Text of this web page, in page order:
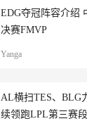
EDG夺冠阵容介绍
决赛FMVP
Yanga
AL横扫TES、BLG
续领跑LPL第三赛